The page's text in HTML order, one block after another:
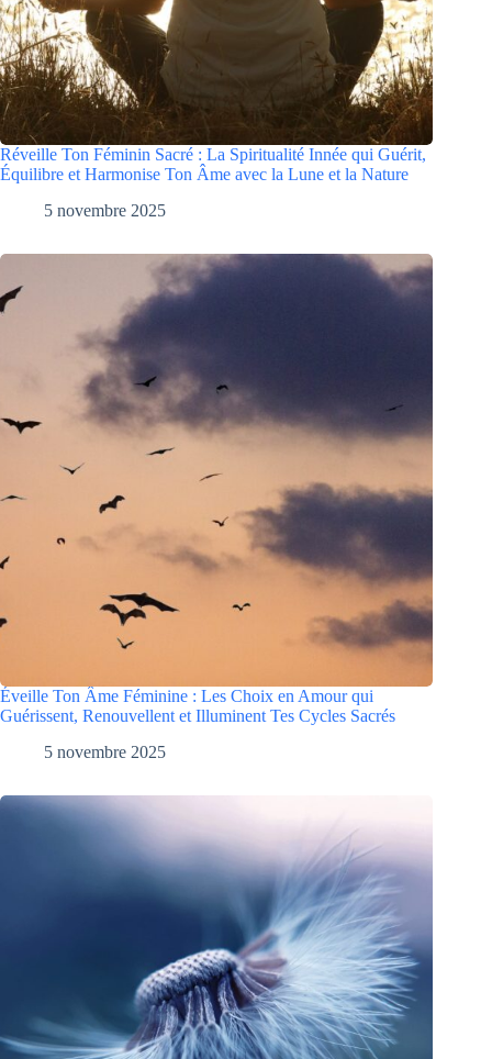
Réveille Ton Féminin Sacré : La Spiritualité Innée qui Guérit,
Équilibre et Harmonise Ton Âme avec la Lune et la Nature
5 novembre 2025
Éveille Ton Âme Féminine : Les Choix en Amour qui
Guérissent, Renouvellent et Illuminent Tes Cycles Sacrés
5 novembre 2025